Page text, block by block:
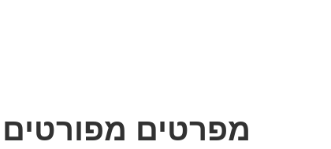
מפרטים מפורטים